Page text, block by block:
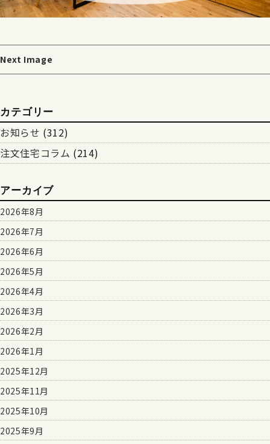
Next Image
カテゴリー
お知らせ (312)
注文住宅コラム (214)
アーカイブ
2026年8月
2026年7月
2026年6月
2026年5月
2026年4月
2026年3月
2026年2月
2026年1月
2025年12月
2025年11月
2025年10月
2025年9月